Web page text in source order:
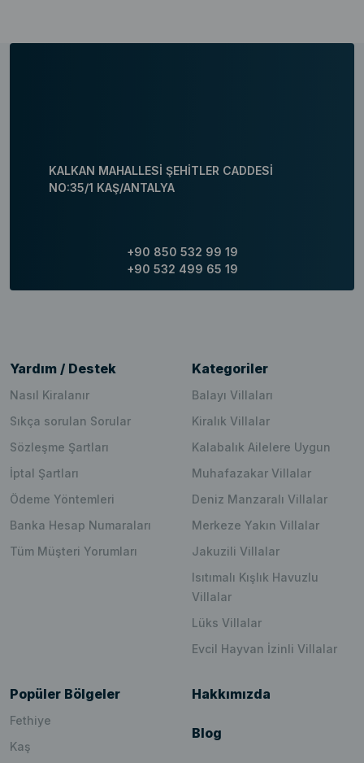
KALKAN MAHALLESİ ŞEHİTLER CADDESİ
NO:35/1 KAŞ/ANTALYA
+90 850 532 99 19
+90 532 499 65 19
Yardım / Destek
Nasıl Kiralanır
Sıkça sorulan Sorular
Sözleşme Şartları
İptal Şartları
Ödeme Yöntemleri
Banka Hesap Numaraları
Tüm Müşteri Yorumları
Kategoriler
Balayı Villaları
Kiralık Villalar
Kalabalık Ailelere Uygun
Muhafazakar Villalar
Deniz Manzaralı Villalar
Merkeze Yakın Villalar
Jakuzili Villalar
Isıtımalı Kışlık Havuzlu
Villalar
Lüks Villalar
Evcil Hayvan İzinli Villalar
Popüler Bölgeler
Fethiye
Kaş
Hakkımızda
Blog